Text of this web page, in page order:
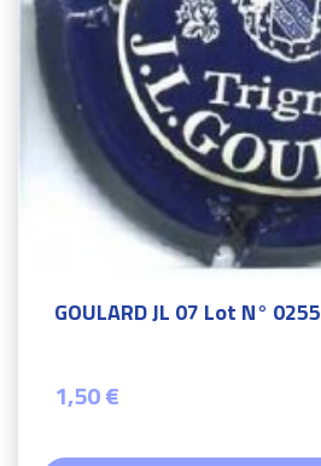
GOULARD JL 07 Lot N° 0255
1,50 €